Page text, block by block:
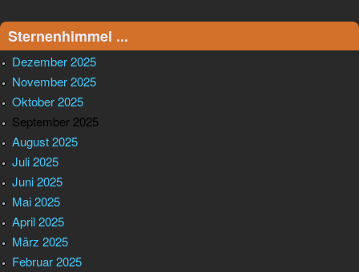
Sternenhimmel ...
Dezember 2025
November 2025
Oktober 2025
September 2025
August 2025
Juli 2025
Juni 2025
Mai 2025
April 2025
März 2025
Februar 2025